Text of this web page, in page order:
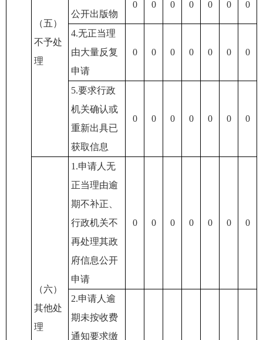
（五）
不予处
理
公开出版物
0 0 0 0 0 0 0
4.无正当理
由大量反复
申请
0 0 0 0 0 0 0
5.要求行政
机关确认或
重新出具已
获取信息
0 0 0 0 0 0 0
（六）
其他处
理
1.申请人无
正当理由逾
期不补正、
行政机关不
再处理其政
府信息公开
申请
0 0 0 0 0 0 0
2.申请人逾
期未按收费
通知要求缴